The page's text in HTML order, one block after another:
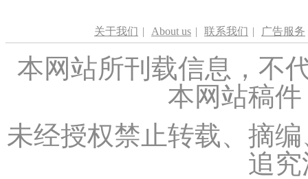
关于我们 | About us | 联系我们 | 广告服务
本网站所刊载信息，不
本网站稿
未经授权禁止转载、摘
追